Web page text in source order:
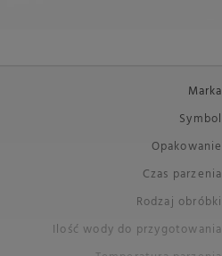
Marka
Symbol
Opakowanie
Czas parzenia
Rodzaj obróbki
Ilość wody do przygotowania